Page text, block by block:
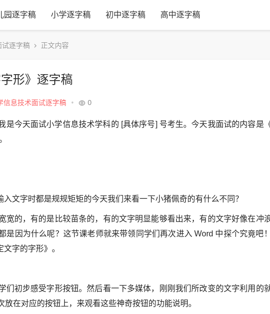
园逐字稿 小学逐字稿 初中逐字稿 高中逐字稿
试逐字稿 正文内容
形》逐字稿
信息技术面试逐字稿 • 0
是今天面试小学信息技术学科的 [具体序号] 号考生。今天我面试的内容是
文字时都是规规矩矩的今天我们来看一下小猪佩奇的有什么不同？
宽的，有的是比较苗条的，有的文字明显能够看出来，有的文字好像在冲
是因为什么呢？这节课老师就来带领同学们再次进入 Word 中探个究竟吧
字的字形》。
们初步感受字形按钮。然后看一下多媒体，刚刚我们所改变的文字利用的
在对应的按钮上，来观看这些神奇按钮的功能说明。